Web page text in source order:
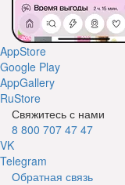
AppStore
Google Play
AppGallery
RuStore
Свяжитесь с нами
8 800 707 47 47
VK
Telegram
Обратная связь